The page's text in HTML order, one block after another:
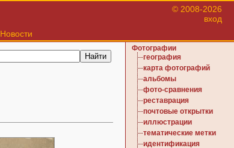
© 2008-2026
вход
Новости
Фотографии
география
карта фотографий
альбомы
фото-сравнения
реставрация
почтовые открытки
иллюстрации
тематические метки
идентификация